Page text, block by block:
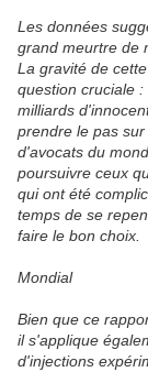
Les données
grand meurtre de
La gravité de
question cruciale
milliards
prendre le pas
d'avocats du
poursuivre ceux
qui ont été
temps de se
faire le bon choix.
Mondial
Bien que ce
il s'applique
d'injections